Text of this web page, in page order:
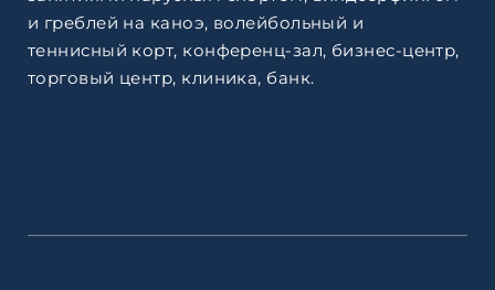
и греблей на каноэ, волейбольный и
теннисный корт, конференц-зал, бизнес-центр,
торговый центр, клиника, банк.